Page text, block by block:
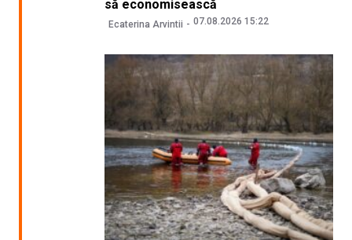
să economisească
Ecaterina Arvintii 07.08.2026 15:22